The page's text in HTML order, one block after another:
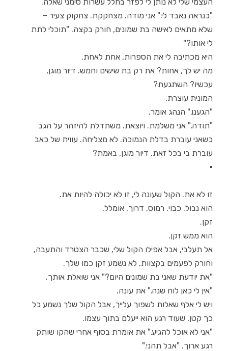
"כנראה נאבד לי." אני מודה. מצחקקת. צחקוק צעיר –
שלא מתאים לאישה בת שמונים, חורק בקצה. "תוכלי לתת
לי אותו?"
היא מכתיבה לי את הספרות, אחת לאחת.
מה יש לך, אחות? את רק בת שישים וחמש. דיור מוגן,
עכשיו? השתגעת?
המונית עוצרת.
"הגענו." הנהג אומר.
"תודה." אני משלמת. ויוצאת. משתדלת להיזהר על הגב
כשאני עוברת בדלת הנמוכה. לא מצליחה. עווית של כאב
עוברת בי בכל זאת. דיור מוגן, באמת?
▪
זו לא את. הקול שעונה לי, זו לא יכולה להיות את.
הוא נבול. כבוי. רמוס, דרוך, אומלל.
זקן.
הוא ממש זקן.
אל תעלבי, אבל אפילו הקול שלי, שכבר הצטרד והתעבה,
וחורק לפעמים בקצוות, לא נשמע זקן כמו שלך.
"את יודעת שאני בת שמונים היום?" אני שואלת אותך.
"אין לי כאן לוח שנה." את עונה.
ויש לי אלף שאלות לשפוך עלייך, אבל הקול שלך נשמע כל
כך קטן, שעוד רגע הוא ייעלם בתוך עצמו.
"אני לא אוכל להגיע." את אומרת בסוף אחרי שהקו שותק
רגע ארוך. "אבל תהני."